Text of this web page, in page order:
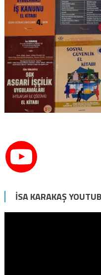
İSA KARAKAŞ